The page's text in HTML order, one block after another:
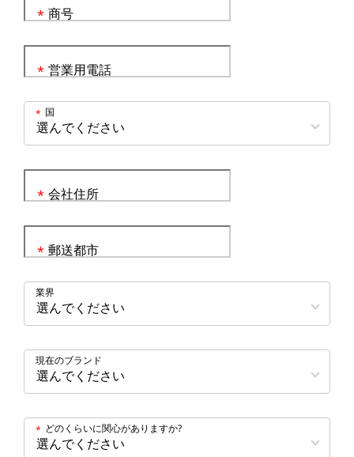
商号
*
営業用電話
*
国
*
会社住所
*
郵送都市
*
業界
現在のブランド
どのくらいに関心がありますか?
*